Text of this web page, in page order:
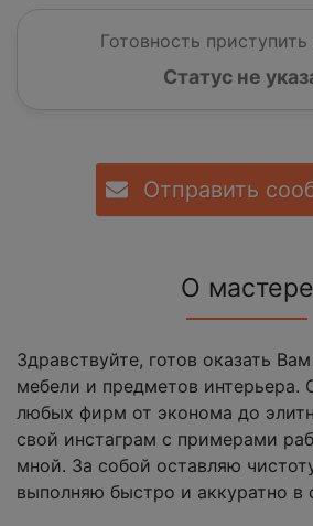
Готовность приступить
Статус не
Отправить
О мастере
Здравствуйте, готов оказать
мебели и предметов интерьера.
любых фирм от эконома до
свой инстаграм с примерами
мной. За собой оставляю
выполняю быстро и аккуратно в